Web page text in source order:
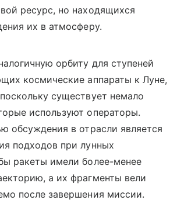
ресурс, но находящихся
их в атмосферу.
орбиту для ступеней
космические аппараты к Луне,
существует немало
используют операторы.
обсуждения в отрасли является
подходов при лунных
ракеты имели более-менее
а их фрагменты вели
после завершения миссии.